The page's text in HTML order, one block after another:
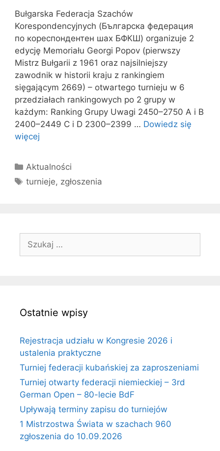
Bułgarska Federacja Szachów
Korespondencyjnych (Българска федерация
по кореспондентен шах БФКШ) organizuje 2
edycję Memoriału Georgi Popov (pierwszy
Mistrz Bułgarii z 1961 oraz najsilniejszy
zawodnik w historii kraju z rankingiem
sięgającym 2669) – otwartego turnieju w 6
przedziałach rankingowych po 2 grupy w
każdym: Ranking Grupy Uwagi 2450–2750 A i B
2400–2449 C i D 2300–2399 … Dowiedz się
więcej
Kategorie
Aktualności
Tagi
turnieje, zgłoszenia
Szukaj:
Ostatnie wpisy
Rejestracja udziału w Kongresie 2026 i
ustalenia praktyczne
Turniej federacji kubańskiej za zaproszeniami
Turniej otwarty federacji niemieckiej – 3rd
German Open – 80-lecie BdF
Upływają terminy zapisu do turniejów
1 Mistrzostwa Świata w szachach 960
zgłoszenia do 10.09.2026